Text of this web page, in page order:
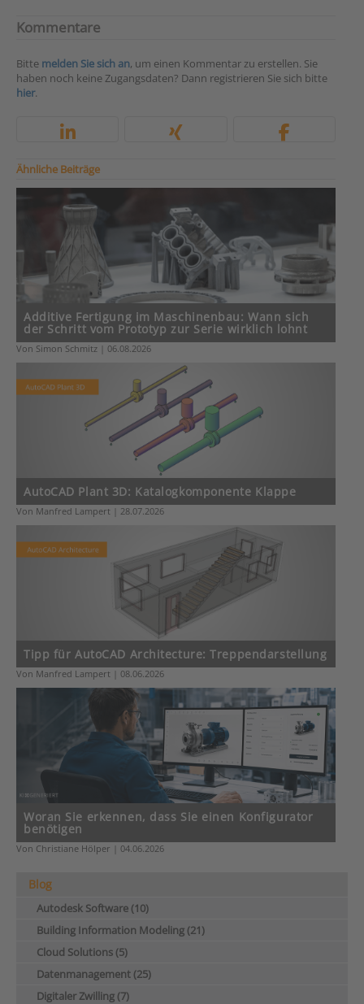
Kommentare
Bitte melden Sie sich an, um einen Kommentar zu erstellen. Sie
haben noch keine Zugangsdaten? Dann registrieren Sie sich bitte
hier.
Ähnliche Beiträge
Additive Fertigung im Maschinenbau: Wann sich
der Schritt vom Prototyp zur Serie wirklich lohnt
Von Simon Schmitz | 06.08.2026
AutoCAD Plant 3D: Katalogkomponente Klappe
Von Manfred Lampert | 28.07.2026
Tipp für AutoCAD Architecture: Treppendarstellung
Von Manfred Lampert | 08.06.2026
Woran Sie erkennen, dass Sie einen Konfigurator
benötigen
Von Christiane Hölper | 04.06.2026
Blog
Autodesk Software (10)
Building Information Modeling (21)
Cloud Solutions (5)
Datenmanagement (25)
Digitaler Zwilling (7)